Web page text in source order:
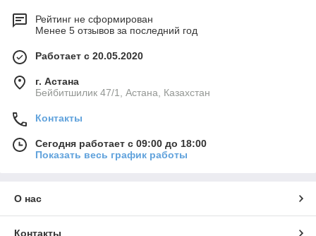
Рейтинг не сформирован
Менее 5 отзывов за последний год
Работает с 20.05.2020
г. Астана
Бейбитшилик 47/1, Астана, Казахстан
Контакты
Сегодня работает с 09:00 до 18:00
Показать весь график работы
О нас
Контакты